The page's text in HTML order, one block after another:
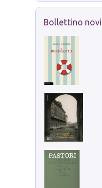
Bollettino